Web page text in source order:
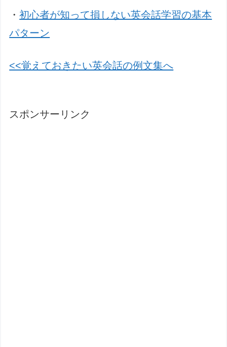
・初心者が知って損しない英会話学習の基本
パターン
<<覚えておきたい英会話の例文集へ
スポンサーリンク